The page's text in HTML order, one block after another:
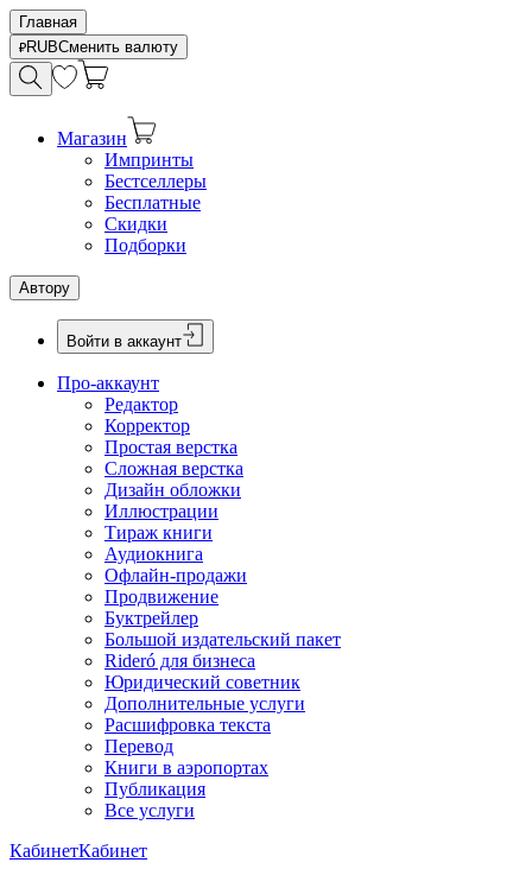
Главная
RUBСменить валюту
Магазин
Импринты
Бестселлеры
Бесплатные
Скидки
Подборки
Автору
Войти в аккаунт
Про-аккаунт
Редактор
Корректор
Простая верстка
Сложная верстка
Дизайн обложки
Иллюстрации
Тираж книги
Аудиокнига
Офлайн-продажи
Продвижение
Буктрейлер
Большой издательский пакет
Rideró для бизнеса
Юридический советник
Дополнительные услуги
Расшифровка текста
Перевод
Книги в аэропортах
Публикация
Все услуги
КабинетКабинет